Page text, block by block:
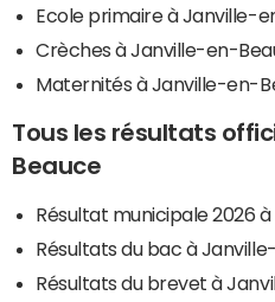
Ecole primaire à Janville-
Crèches à Janville-en-
Maternités à Janville-en-
Tous les résultats
Beauce
Résultat municipale 2026
Résultats du bac à
Résultats du brevet à